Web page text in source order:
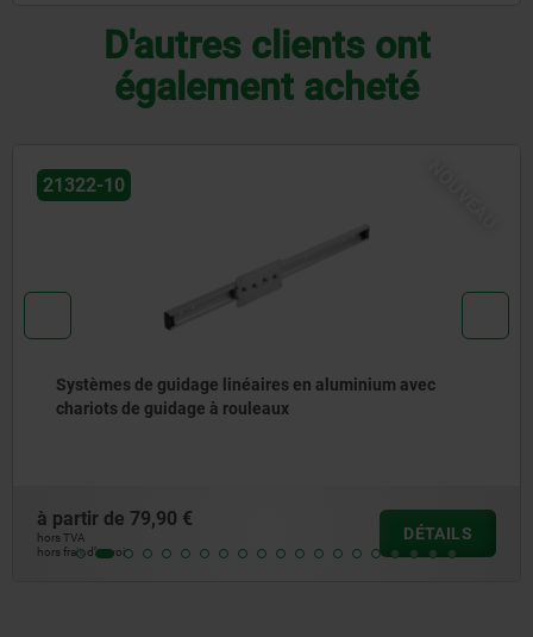
D'autres clients ont
également acheté
en aluminium avec
Support à bille
à partir de 42,11 €
hors TVA
hors frais d’envoi